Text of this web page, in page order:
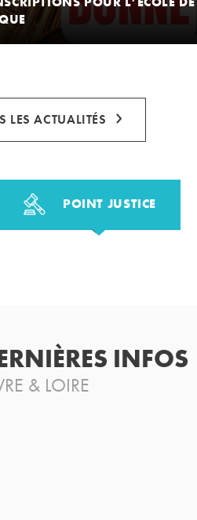
LES ACTUALITÉS
POINT JUSTICE
INFOS
& LOIRE